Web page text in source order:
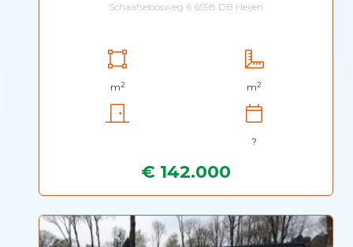
Schaafsebosweg 6 6598 DB Heijen
m2 m2
?
€ 142.000